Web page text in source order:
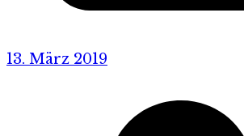
13. März 2019